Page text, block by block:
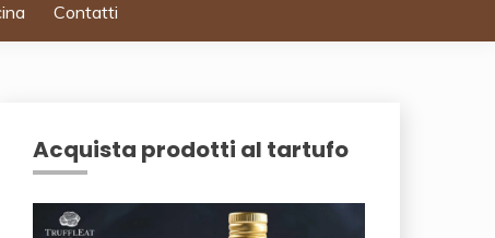
Contatti
Acquista prodotti al tartufo